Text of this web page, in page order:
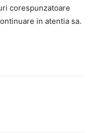
corespunzatoare
in atentia sa.